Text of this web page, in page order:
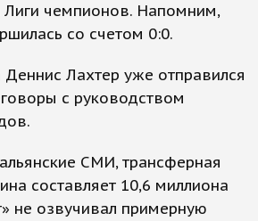
Лиги чемпионов. Напомним,
со счетом 0:0.
Деннис Лахтер уже отправился
с руководством
СМИ, трансферная
составляет 10,6 миллиона
не озвучивал примерную